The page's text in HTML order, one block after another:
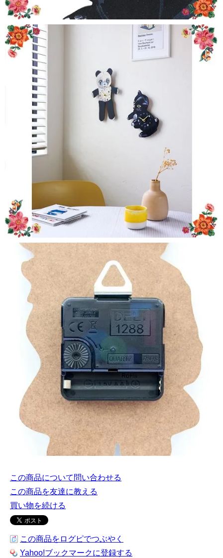
この商品について問い合わせる
この商品を友達に教える
買い物を続ける
この商品をログピでつぶやく
Yahoo!ブックマークに登録する